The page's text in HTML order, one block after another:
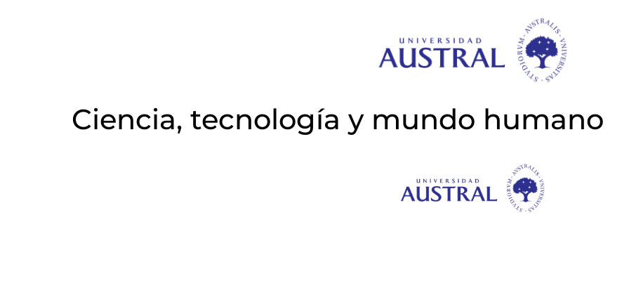
Ciencia, tecnología y mundo humano